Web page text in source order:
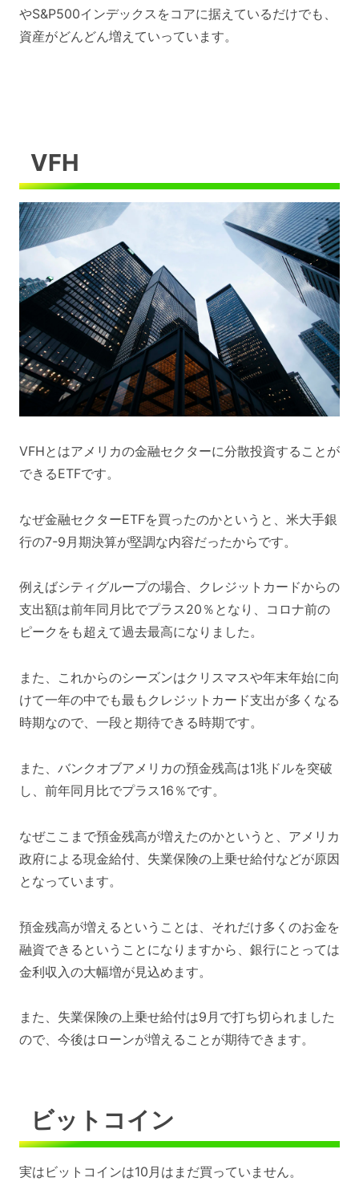
やS&P500インデックスをコアに据えているだけでも、
資産がどんどん増えていっています。
VFH
VFHとはアメリカの金融セクターに分散投資することが
できるETFです。
なぜ金融セクターETFを買ったのかというと、米大手銀
行の7-9月期決算が堅調な内容だったからです。
例えばシティグループの場合、クレジットカードからの
支出額は前年同月比でプラス20％となり、コロナ前の
ピークをも超えて過去最高になりました。
また、これからのシーズンはクリスマスや年末年始に向
けて一年の中でも最もクレジットカード支出が多くなる
時期なので、一段と期待できる時期です。
また、バンクオブアメリカの預金残高は1兆ドルを突破
し、前年同月比でプラス16％です。
なぜここまで預金残高が増えたのかというと、アメリカ
政府による現金給付、失業保険の上乗せ給付などが原因
となっています。
預金残高が増えるということは、それだけ多くのお金を
融資できるということになりますから、銀行にとっては
金利収入の大幅増が見込めます。
また、失業保険の上乗せ給付は9月で打ち切られました
ので、今後はローンが増えることが期待できます。
ビットコイン
実はビットコインは10月はまだ買っていません。